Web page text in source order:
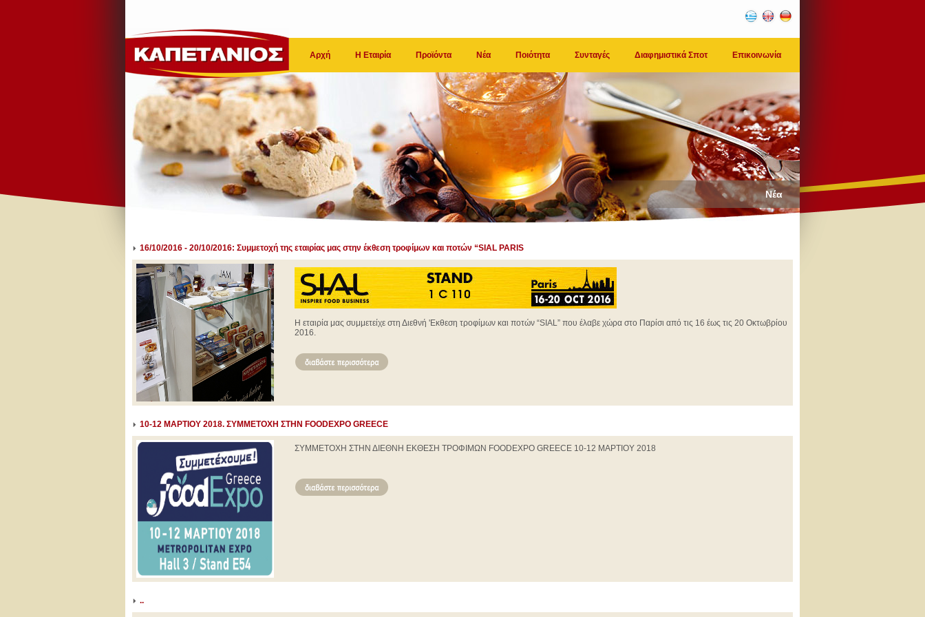
Αρχή Η Εταιρία Προϊόντα Νέα Ποιότητα Συνταγές Διαφημιστικά Σποτ Επικοινωνία
Νέα
16/10/2016 - 20/10/2016: Συμμετοχή της εταιρίας μας στην έκθεση τροφίμων και ποτών “SIAL PARIS
Η εταιρία μας συμμετείχε στη Διεθνή 'Εκθεση τροφίμων και ποτών “SIAL” που έλαβε χώρα στο Παρίσι από τις 16 έως τις 20 Οκτωβρίου
2016.
10-12 ΜΑΡΤΙΟΥ 2018. ΣΥΜΜΕΤΟΧΗ ΣΤΗΝ FOODEXPO GREECE
ΣΥΜΜΕΤΟΧΗ ΣΤΗΝ ΔΙΕΘΝΗ ΕΚΘΕΣΗ ΤΡΟΦΙΜΩΝ FOODEXPO GREECE 10-12 ΜΑΡΤΙΟΥ 2018
..